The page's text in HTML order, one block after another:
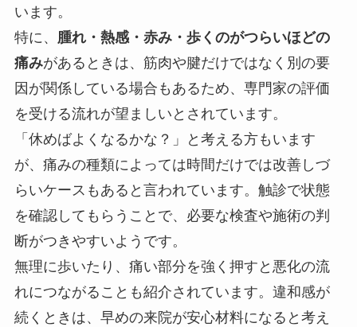
います。
特に、 腫れ・熱感・赤み・歩くのがつらいほどの
痛みがあるときは、筋肉や腱だけではなく別の要
因が関係している場合もあるため、専門家の評価
を受ける流れが望ましいとされています。
「休めばよくなるかな？」と考える方もいます
が、痛みの種類によっては時間だけでは改善しづ
らいケースもあると言われています。触診で状態
を確認してもらうことで、必要な検査や施術の判
断がつきやすいようです。
無理に歩いたり、痛い部分を強く押すと悪化の流
れにつながることも紹介されています。違和感が
続くときは、早めの来院が安心材料になると考え